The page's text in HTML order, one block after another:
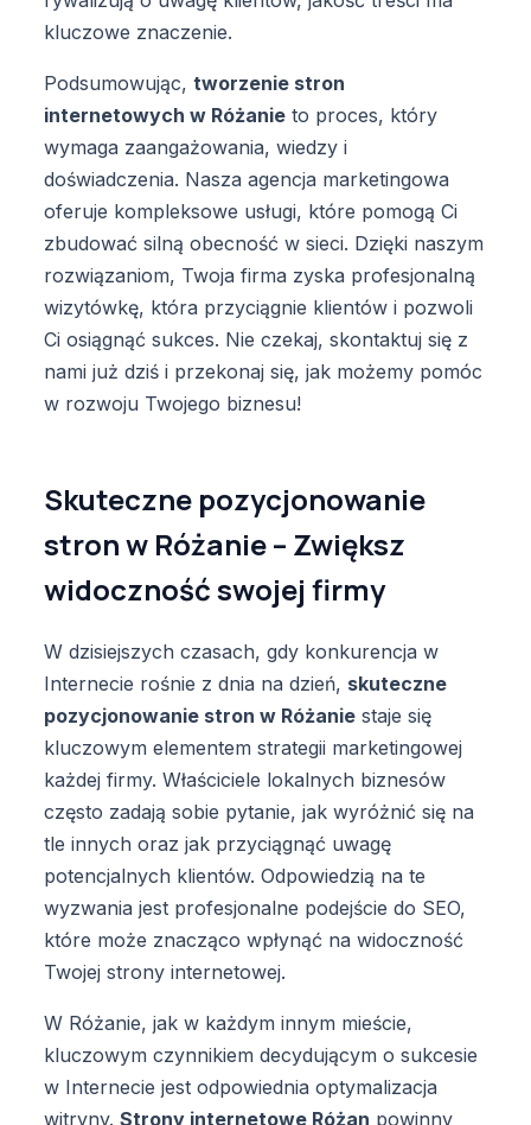
kluczowe znaczenie.
Podsumowując,tworzenie stron
internetowych w Różanie to proces, który
wymaga zaangażowania, wiedzy i
doświadczenia. Nasza agencja marketingowa
oferuje kompleksowe usługi, które pomogą Ci
zbudować silną obecność w sieci. Dzięki naszym
rozwiązaniom, Twoja firma zyska profesjonalną
wizytówkę, która przyciągnie klientów i pozwoli
Ci osiągnąć sukces. Nie czekaj, skontaktuj się z
nami już dziś i przekonaj się, jak możemy pomóc
w rozwoju Twojego biznesu!
Skuteczne pozycjonowanie
stron w Różanie – Zwiększ
widoczność swojej firmy
W dzisiejszych czasach, gdy konkurencja w
Internecie rośnie z dnia na dzień, skuteczne
pozycjonowanie stron w Różanie staje się
kluczowym elementem strategii marketingowej
każdej firmy. Właściciele lokalnych biznesów
często zadają sobie pytanie, jak wyróżnić się na
tle innych oraz jak przyciągnąć uwagę
potencjalnych klientów. Odpowiedzią na te
wyzwania jest profesjonalne podejście do SEO,
które może znacząco wpłynąć na widoczność
Twojej strony internetowej.
W Różanie, jak w każdym innym mieście,
kluczowym czynnikiem decydującym o sukcesie
w Internecie jest odpowiednia optymalizacja
witryny.Strony internetowe Różan powinny